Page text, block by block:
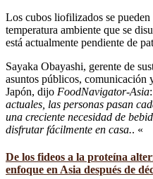
Los cubos liofilizados se pueden
temperatura ambiente que se
está actualmente pendiente de
Sayaka Obayashi, gerente de
asuntos públicos, comunicación
Japón, dijo FoodNavigator-Asia
actuales, las personas pasan
una creciente necesidad de
disfrutar fácilmente en casa.. «
De los fideos a la proteína
enfoque en Asia después de